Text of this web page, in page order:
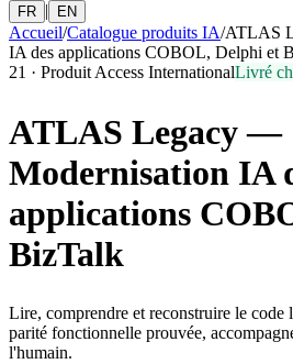
FR | EN
Accueil/Catalogue produits IA/ATLAS
IA des applications COBOL, Delphi et
21 · Produit Access InternationalLivré
ATLAS Legacy —
Modernisation IA
applications
BizTalk
Lire, comprendre et reconstruire le code
parité fonctionnelle prouvée,
l'humain.